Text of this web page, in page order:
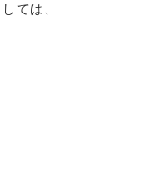
ては、